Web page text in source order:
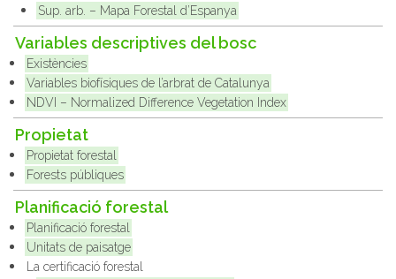
Sup. arb. – Mapa Forestal d’Espanya
Variables descriptives del bosc
Existències
Variables biofísiques de l’arbrat de Catalunya
NDVI – Normalized Difference Vegetation Index
Propietat
Propietat forestal
Forests públiques
Planificació forestal
Planificació forestal
Unitats de paisatge
La certificació forestal